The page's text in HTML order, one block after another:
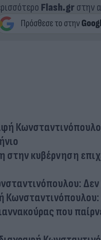
Flash.grστην
στην κυβέρνηση
Κωνσταντινόπουλου:
που